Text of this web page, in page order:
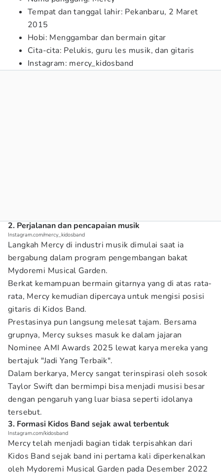
Tempat dan tanggal lahir: Pekanbaru, 2 Maret
2015
Hobi: Menggambar dan bermain gitar
Cita-cita: Pelukis, guru les musik, dan gitaris
Instagram: mercy_kidosband
2. Perjalanan dan pencapaian musik
Instagram.com/mercy_kidosband
Langkah Mercy di industri musik dimulai saat ia
bergabung dalam program pengembangan bakat
Mydoremi Musical Garden.
Berkat kemampuan bermain gitarnya yang di atas rata-
rata, Mercy kemudian dipercaya untuk mengisi posisi
gitaris di Kidos Band.
Prestasinya pun langsung melesat tajam. Bersama
grupnya, Mercy sukses masuk ke dalam jajaran
Nominee AMI Awards 2025 lewat karya mereka yang
bertajuk "Jadi Yang Terbaik".
Dalam berkarya, Mercy sangat terinspirasi oleh sosok
Taylor Swift dan bermimpi bisa menjadi musisi besar
dengan pengaruh yang luar biasa seperti idolanya
tersebut.
3. Formasi Kidos Band sejak awal terbentuk
Instagram.com/kidosband
Mercy telah menjadi bagian tidak terpisahkan dari
Kidos Band sejak band ini pertama kali diperkenalkan
oleh Mydoremi Musical Garden pada Desember 2022